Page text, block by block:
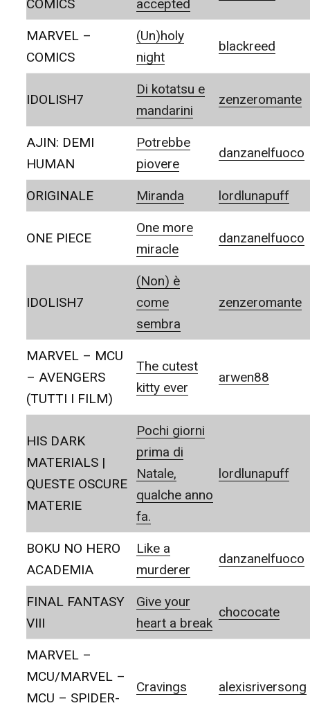
COMICS
accepted
MARVEL –
COMICS
(Un)holy
night
blackreed
IDOLISH7
Di kotatsu e
mandarini
zenzeromante
AJIN: DEMI
HUMAN
Potrebbe
piovere
danzanelfuoco
ORIGINALE Miranda lordlunapuff
ONE PIECE
One more
miracle
danzanelfuoco
IDOLISH7
(Non) è
come
sembra
zenzeromante
MARVEL – MCU
– AVENGERS
(TUTTI I FILM)
The cutest
kitty ever
arwen88
HIS DARK
MATERIALS |
QUESTE OSCURE
MATERIE
Pochi giorni
prima di
Natale,
qualche anno
fa.
lordlunapuff
BOKU NO HERO
ACADEMIA
Like a
murderer
danzanelfuoco
FINAL FANTASY
VIII
Give your
heart a break
chococate
MARVEL –
MCU/MARVEL –
MCU – SPIDER-
Cravings alexisriversong